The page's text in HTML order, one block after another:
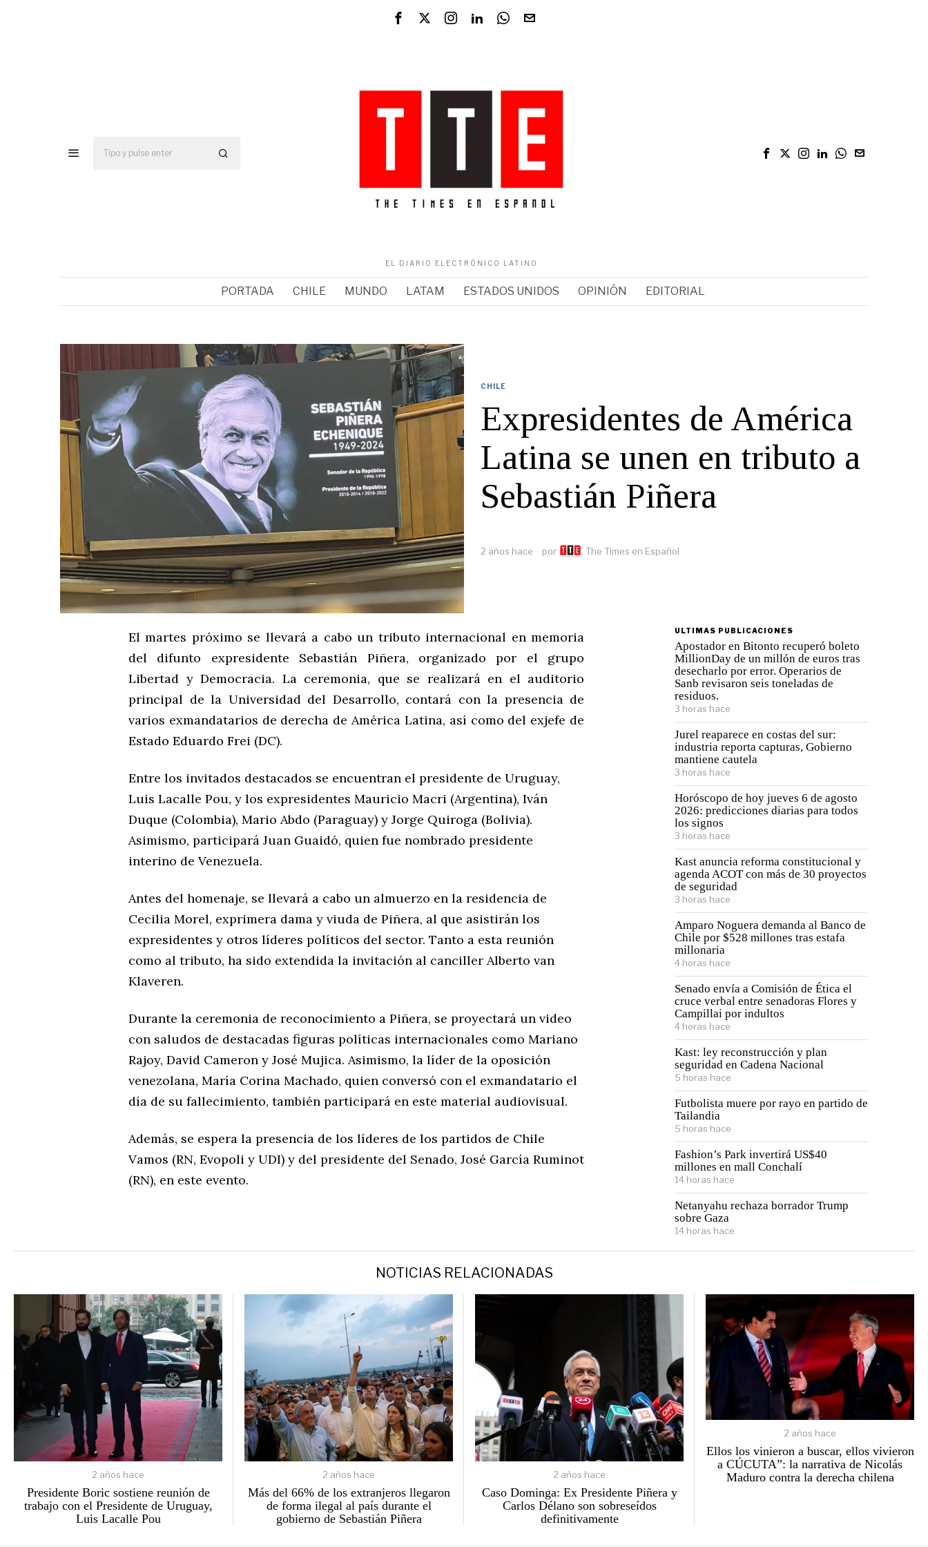
EL DIARIO ELECTRÓNICO LATINO
PORTADA CHILE MUNDO LATAM ESTADOS UNIDOS OPINIÓN EDITORIAL
CHILE
Expresidentes de América
Latina se unen en tributo a
Sebastián Piñera
2 años hace por The Times en Español
El martes próximo se llevará a cabo un tributo internacional en memoria
del difunto expresidente Sebastián Piñera, organizado por el grupo
Libertad y Democracia. La ceremonia, que se realizará en el auditorio
principal de la Universidad del Desarrollo, contará con la presencia de
varios exmandatarios de derecha de América Latina, así como del exjefe de
Estado Eduardo Frei (DC).
Entre los invitados destacados se encuentran el presidente de Uruguay,
Luis Lacalle Pou, y los expresidentes Mauricio Macri (Argentina), Iván
Duque (Colombia), Mario Abdo (Paraguay) y Jorge Quiroga (Bolivia).
Asimismo, participará Juan Guaidó, quien fue nombrado presidente
interino de Venezuela.
Antes del homenaje, se llevará a cabo un almuerzo en la residencia de
Cecilia Morel, exprimera dama y viuda de Piñera, al que asistirán los
expresidentes y otros líderes políticos del sector. Tanto a esta reunión
como al tributo, ha sido extendida la invitación al canciller Alberto van
Klaveren.
Durante la ceremonia de reconocimiento a Piñera, se proyectará un video
con saludos de destacadas figuras políticas internacionales como Mariano
Rajoy, David Cameron y José Mujica. Asimismo, la líder de la oposición
venezolana, María Corina Machado, quien conversó con el exmandatario el
día de su fallecimiento, también participará en este material audiovisual.
Además, se espera la presencia de los líderes de los partidos de Chile
Vamos (RN, Evopoli y UDI) y del presidente del Senado, José García Ruminot
(RN), en este evento.
ULTIMAS PUBLICACIONES
Apostador en Bitonto recuperó boleto
MillionDay de un millón de euros tras
desecharlo por error. Operarios de
Sanb revisaron seis toneladas de
residuos.
3 horas hace
Jurel reaparece en costas del sur:
industria reporta capturas, Gobierno
mantiene cautela
3 horas hace
Horóscopo de hoy jueves 6 de agosto
2026: predicciones diarias para todos
los signos
3 horas hace
Kast anuncia reforma constitucional y
agenda ACOT con más de 30 proyectos
de seguridad
3 horas hace
Amparo Noguera demanda al Banco de
Chile por $528 millones tras estafa
millonaria
4 horas hace
Senado envía a Comisión de Ética el
cruce verbal entre senadoras Flores y
Campillai por indultos
4 horas hace
Kast: ley reconstrucción y plan
seguridad en Cadena Nacional
5 horas hace
Futbolista muere por rayo en partido de
Tailandia
5 horas hace
Fashion’s Park invertirá US$40
millones en mall Conchalí
14 horas hace
Netanyahu rechaza borrador Trump
sobre Gaza
14 horas hace
NOTICIAS RELACIONADAS
2 años hace
Presidente Boric sostiene reunión de
trabajo con el Presidente de Uruguay,
Luis Lacalle Pou
2 años hace
Más del 66% de los extranjeros llegaron
de forma ilegal al país durante el
gobierno de Sebastián Piñera
2 años hace
Caso Dominga: Ex Presidente Piñera y
Carlos Délano son sobreseídos
definitivamente
2 años hace
Ellos los vinieron a buscar, ellos vivieron
a CÚCUTA”: la narrativa de Nicolás
Maduro contra la derecha chilena